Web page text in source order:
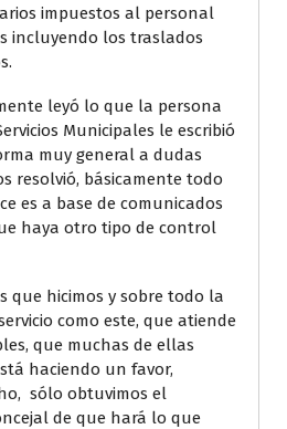
impuestos al personal
incluyendo los traslados
leyó lo que la persona
Municipales le escribió
muy general a dudas
resolvió, básicamente todo
es a base de comunicados
haya otro tipo de control
que hicimos y sobre todo la
como este, que atiende
que muchas de ellas
haciendo un favor,
sólo obtuvimos el
de que hará lo que